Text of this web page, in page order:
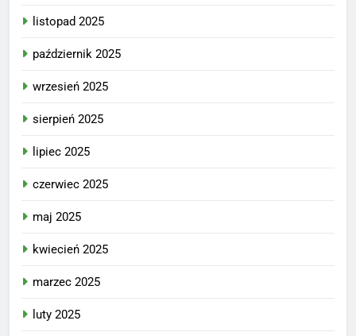
listopad 2025
październik 2025
wrzesień 2025
sierpień 2025
lipiec 2025
czerwiec 2025
maj 2025
kwiecień 2025
marzec 2025
luty 2025